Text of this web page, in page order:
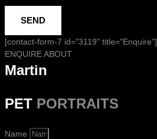
SEND
[contact-form-7 id="3119" title="Enquire"]
ENQUIRE ABOUT
Martin
PET PORTRAITS
Name